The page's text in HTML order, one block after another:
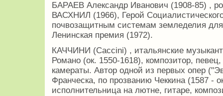
БАРАЕВ Александр Иванович (1908-85) ,
ВАСХНИЛ (1966), Герой
почвозащитным системам земледелия для
Ленинская премия (1972).
КАЧЧИНИ (Caccini) , итальянские
Романо (ок. 1550-1618), композитор,
камераты. Автор одной из первых опер
Франческа, по прозванию Чеккина (1587 -
исполнительница на лютне, гитаре,